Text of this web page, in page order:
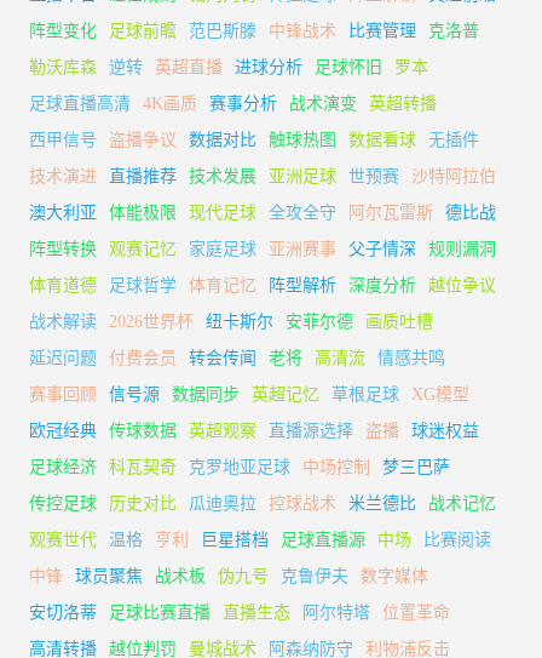
阵型变化
足球前瞻 范巴斯滕 中锋战术 比赛管理
克洛普
勒沃库森
逆转 英超直播 进球分析 足球怀旧
罗本
足球直播高清
4K画质 赛事分析 战术演变
英超转播
西甲信号
盗播争议 数据对比 触球热图 数据看球
无插件
技术演进
直播推荐 技术发展 亚洲足球 世预赛
沙特阿拉伯
澳大利亚
体能极限 现代足球 全攻全守 阿尔瓦雷斯
德比战
阵型转换
观赛记忆 家庭足球 亚洲赛事 父子情深
规则漏洞
体育道德
足球哲学 体育记忆 阵型解析 深度分析
越位争议
战术解读
2026世界杯 纽卡斯尔 安菲尔德
画质吐槽
延迟问题
付费会员 转会传闻 老将 高清流
情感共鸣
赛事回顾
信号源 数据同步 英超记忆 草根足球
XG模型
欧冠经典
传球数据 英超观察 直播源选择 盗播
球迷权益
足球经济
科瓦契奇 克罗地亚足球 中场控制
梦三巴萨
传控足球
历史对比 瓜迪奥拉 控球战术 米兰德比
战术记忆
观赛世代
温格 亨利 巨星搭档 足球直播源 中场
比赛阅读
中锋
球员聚焦 战术板 伪九号 克鲁伊夫
数字媒体
安切洛蒂
足球比赛直播 直播生态 阿尔特塔
位置革命
高清转播
越位判罚 曼城战术 阿森纳防守
利物浦反击